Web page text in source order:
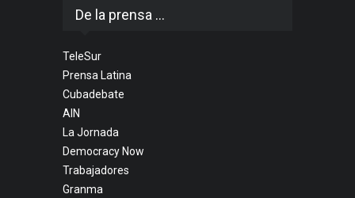
De la prensa ...
TeleSur
Prensa Latina
Cubadebate
AIN
La Jornada
Democracy Now
Trabajadores
Granma